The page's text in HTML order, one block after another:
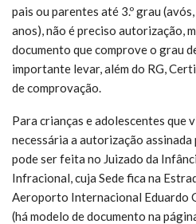
pais ou parentes até 3.º grau
anos), não é preciso autorização,
documento que comprove o grau
importante levar, além do RG,
de comprovação.
Para crianças e adolescentes que
necessária a autorização
pode ser feita no Juizado da
Infracional, cuja Sede fica na
Aeroporto Internacional Eduardo
(há modelo de documento na